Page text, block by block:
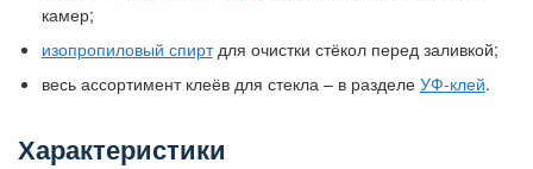
камер;
изопропиловый спиртдля очистки стёкол перед заливкой;
весь ассортимент клеёв для стекла – в разделе УФ-клей.
Характеристики